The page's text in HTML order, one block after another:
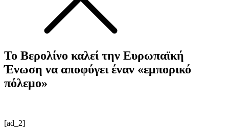
Το Βερολίνο καλεί την Ευρωπαϊκή
Ένωση να αποφύγει έναν «εμπορικό
πόλεμο»
[ad_2]